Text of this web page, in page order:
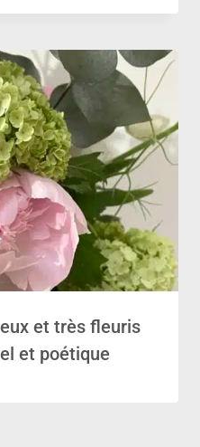
et très fleuris
et poétique